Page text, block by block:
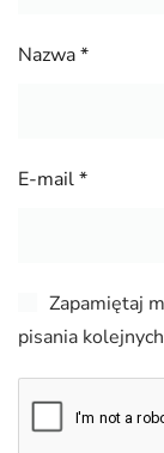
Nazwa*
E-mail*
Zapamiętaj
pisania